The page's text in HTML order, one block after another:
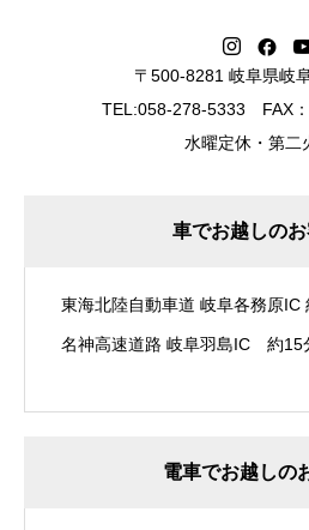
〒500-8281 岐阜県岐
TEL:058-278-5333 FAX
水曜定休・第二
車でお越しのお
東海北陸自動車道 岐阜各務原IC
名神高速道路 岐阜羽島IC 約15
電車でお越しの